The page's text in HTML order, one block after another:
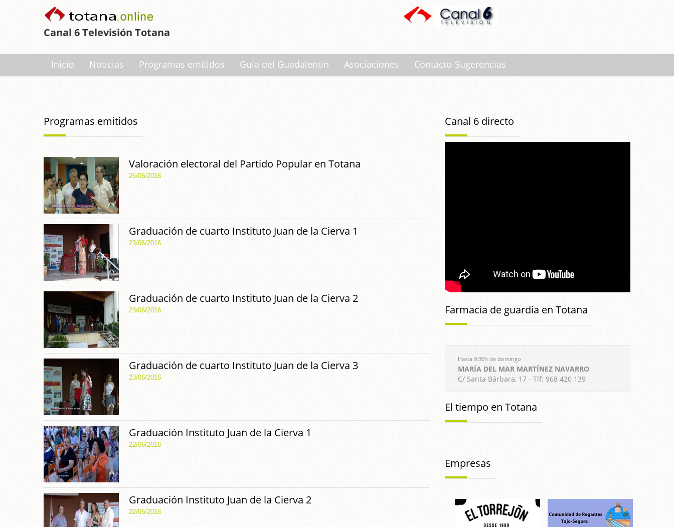
Canal 6 Televisión Totana
Inicio Noticias Programas emitidos Guía del Guadalentín Asociaciones Contacto-Sugerencias
Programas emitidos
Valoración electoral del Partido Popular en Totana
26/06/2016
Graduación de cuarto Instituto Juan de la Cierva 1
23/06/2016
Graduación de cuarto Instituto Juan de la Cierva 2
23/06/2016
Graduación de cuarto Instituto Juan de la Cierva 3
23/06/2016
Graduación Instituto Juan de la Cierva 1
22/06/2016
Graduación Instituto Juan de la Cierva 2
22/06/2016
Canal 6 directo
Farmacia de guardia en Totana
Hasta 9:30h de domingo
MARÍA DEL MAR MARTÍNEZ NAVARRO
C/ Santa Bárbara, 17 - Tlf: 968 420 139
El tiempo en Totana
Empresas